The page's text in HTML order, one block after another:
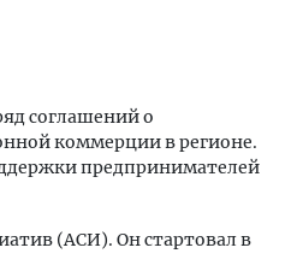
соглашений о
коммерции в регионе.
предпринимателей
(АСИ). Он стартовал в